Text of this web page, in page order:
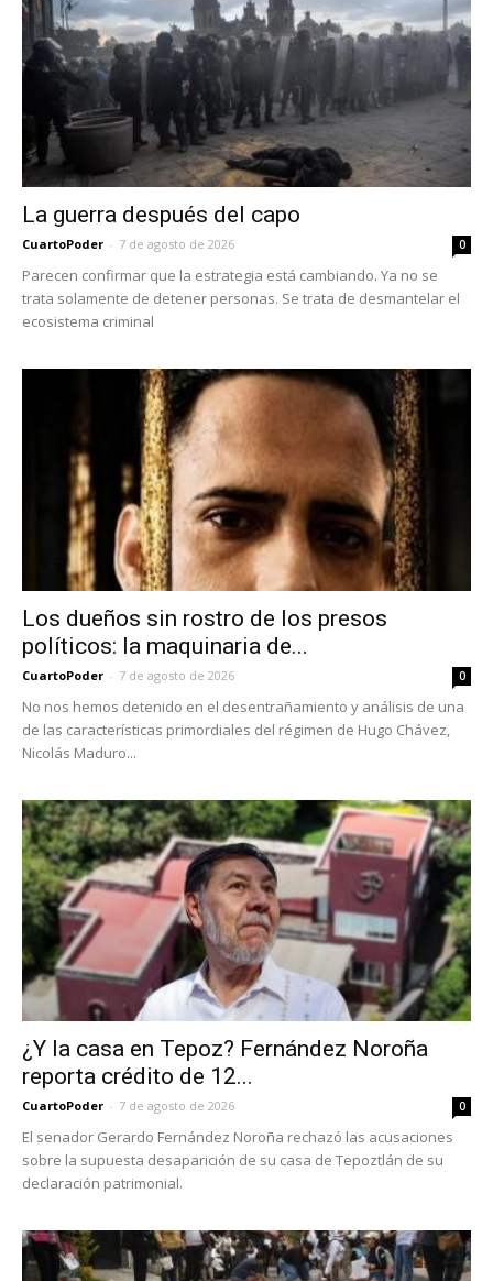
La guerra después del capo
CuartoPoder - 7 de agosto de 2026 0
Parecen confirmar que la estrategia está cambiando. Ya no se
trata solamente de detener personas. Se trata de desmantelar el
ecosistema criminal
Los dueños sin rostro de los presos
políticos: la maquinaria de...
CuartoPoder - 7 de agosto de 2026 0
No nos hemos detenido en el desentrañamiento y análisis de una
de las características primordiales del régimen de Hugo Chávez,
Nicolás Maduro...
¿Y la casa en Tepoz? Fernández Noroña
reporta crédito de 12...
CuartoPoder - 7 de agosto de 2026 0
El senador Gerardo Fernández Noroña rechazó las acusaciones
sobre la supuesta desaparición de su casa de Tepoztlán de su
declaración patrimonial.